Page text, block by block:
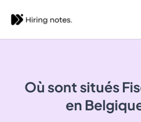
Où sont situés
en